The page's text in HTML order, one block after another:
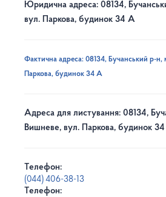
Юридична адреса: 08134,
вул. Паркова, будинок 34 А
Фактична адреса: 08134, Бучанський р-н,
Паркова, будинок 34 А
Адреса для листування: 08134,
Вишневе, вул. Паркова, будинок
Телефон:
(044) 406-38-13
Телефон: